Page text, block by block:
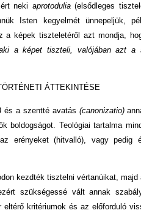
neki aprotodulia(elsődleges
Isten kegyelmét ünnepeljük,
a képek tiszteletéről azt mondja,
a képet tiszteli, valójában azt a
ÁTTEKINTÉSE
és a szentté avatás (canonizatio)
boldogságot. Teológiai tartalma
erényeket (hitvalló), vagy pedig
kezdték tisztelni vértanúikat,
szükségessé vált annak
eltérő kritériumok és az előforduló